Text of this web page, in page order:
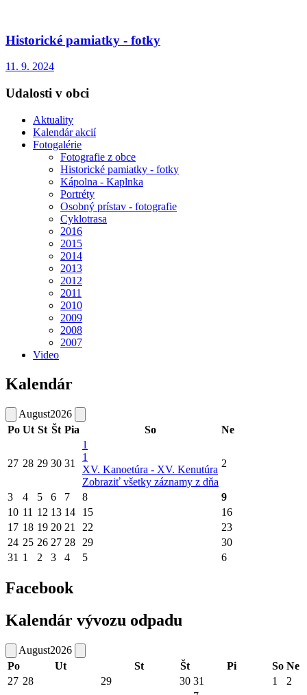
Historické pamiatky - fotky
11. 9. 2024
Udalosti v obci
Aktuality
Kalendár akcií
Fotogalérie
Fotografie z obce
Historické pamiatky - fotky
Kápolna - Kaplnka
Portréty
Osobný prístav - fotografie
Cyklotrasa
2016
2015
2014
2013
2012
2011
2010
2009
2008
2007
Video
Kalendár
August2026
Po Ut St Št Pia So Ne
27 28 29 30 31
1
1
XV. Kanoetúra - XV. Kenutúra
Zobraziť všetky záznamy z dňa
2
3 4 5 6 7 8
9
10 11 12 13 14 15
16
17 18 19 20 21 22
23
24 25 26 27 28 29
30
31 1 2 3 4 5 6
Facebook
Kalendár vývozu odpadu
August2026
Po
Ut St Št Pi So Ne
27 28 29 30 31 1 2